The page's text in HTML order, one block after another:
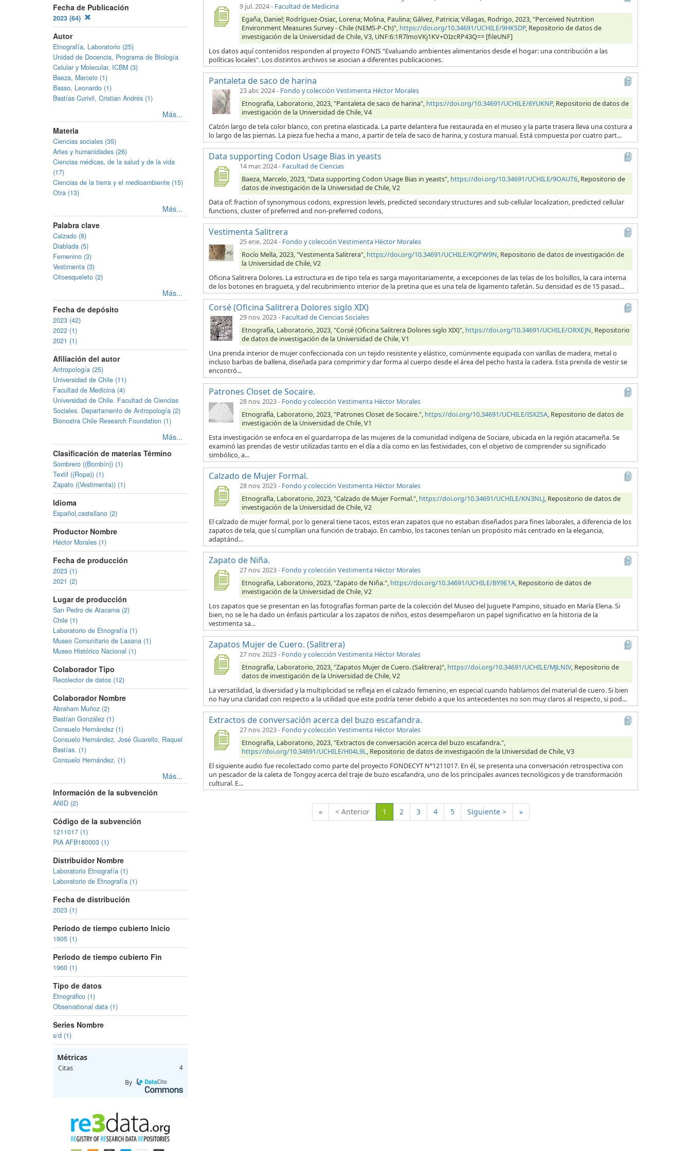
Fecha de Publicación
2023 (64)
Autor
Etnografía, Laboratorio (25)
Unidad de Docencia, Programa de Biología
Celular y Molecular, ICBM (3)
Baeza, Marcelo (1)
Basso, Leonardo (1)
Bastías Curivil, Cristian Andrés (1)
Más...
Materia
Ciencias sociales (35)
Artes y humanidades (26)
Ciencias médicas, de la salud y de la vida
(17)
Ciencias de la tierra y el medioambiente (15)
Otra (13)
Más...
Palabra clave
Calzado (8)
Diablada (5)
Femenino (3)
Vestimenta (3)
Citoesqueleto (2)
Más...
Fecha de depósito
2023 (42)
2022 (1)
2021 (1)
Afiliación del autor
Antropología (25)
Universidad de Chile (11)
Facultad de Medicina (4)
Universidad de Chile. Facultad de Ciencias
Sociales. Departamento de Antropología (2)
Bionostra Chile Research Foundation (1)
Más...
Clasificación de materias Término
Sombrero ((Bombín)) (1)
Textil ((Ropa)) (1)
Zapato ((Vestimenta)) (1)
Idioma
Español,castellano (2)
Productor Nombre
Héctor Morales (1)
Fecha de producción
2023 (1)
2021 (2)
Lugar de producción
San Pedro de Atacama (2)
Chile (1)
Laboratorio de Etnografía (1)
Museo Comunitario de Lasana (1)
Museo Histórico Nacional (1)
Colaborador Tipo
Recolector de datos (12)
Colaborador Nombre
Abraham Muñoz (2)
Bastían González (1)
Consuelo Hernández (1)
Consuelo Hernández, José Guarello, Raquel
Bastías. (1)
Consuelo Hernández. (1)
Más...
Información de la subvención
ANID (2)
Código de la subvención
1211017 (1)
PIA AFB180003 (1)
Distribuidor Nombre
Laboratorio Etnografía (1)
Laboratorio de Etnografía (1)
Fecha de distribución
2023 (1)
Período de tiempo cubierto Inicio
1905 (1)
Período de tiempo cubierto Fin
1960 (1)
Tipo de datos
Etnográfico (1)
Observational data (1)
Series Nombre
s/d (1)
Métricas
Citas 4
By
9 jul. 2024- Facultad de Medicina
Egaña, Daniel; Rodríguez-Osiac, Lorena; Molina, Paulina; Gálvez, Patricia; Villagas, Rodrigo, 2023, "Perceived Nutrition
Environment Measures Survey - Chile (NEMS-P-Ch)", https://doi.org/10.34691/UCHILE/9HKSDP, Repositorio de datos de
investigación de la Universidad de Chile, V3, UNF:6:1R7lmoVKj1KV+OIzcRP43Q== [fileUNF]
Los datos aquí contenidos responden al proyecto FONIS “Evaluando ambientes alimentarios desde el hogar: una contribución a las
políticas locales". Los distintos archivos se asocian a diferentes publicaciones.
Pantaleta de saco de harina
23 abr. 2024- Fondo y colección Vestimenta Héctor Morales
Etnografía, Laboratorio, 2023, "Pantaleta de saco de harina", https://doi.org/10.34691/UCHILE/6YUKNP, Repositorio de datos de
investigación de la Universidad de Chile, V4
Calzón largo de tela color blanco, con pretina elasticada. La parte delantera fue restaurada en el museo y la parte trasera lleva una costura a
lo largo de las piernas. La pieza fue hecha a mano, a partir de tela de saco de harina, y costura manual. Está compuesta por cuatro part...
Data supporting Codon Usage Bias in yeasts
14 mar. 2024- Facultad de Ciencias
Baeza, Marcelo, 2023, "Data supporting Codon Usage Bias in yeasts", https://doi.org/10.34691/UCHILE/9OAUT6, Repositorio de
datos de investigación de la Universidad de Chile, V2
Data of: fraction of synonymous codons, expression levels, predicted secondary structures and sub-cellular localization, predicted cellular
functions, cluster of preferred and non-preferred codons,
Vestimenta Salitrera
25 ene. 2024- Fondo y colección Vestimenta Héctor Morales
Rocío Mella, 2023, "Vestimenta Salitrera", https://doi.org/10.34691/UCHILE/KQPW9N, Repositorio de datos de investigación de
la Universidad de Chile, V2
Oficina Salitrera Dolores. La estructura es de tipo tela es sarga mayoritariamente, a excepciones de las telas de los bolsillos, la cara interna
de los botones en bragueta, y del recubrimiento interior de la pretina que es una tela de ligamento tafetán. Su densidad es de 15 pasad...
Corsé (Oficina Salitrera Dolores siglo XIX)
29 nov. 2023- Facultad de Ciencias Sociales
Etnografía, Laboratorio, 2023, "Corsé (Oficina Salitrera Dolores siglo XIX)", https://doi.org/10.34691/UCHILE/ORXEJN, Repositorio
de datos de investigación de la Universidad de Chile, V1
Una prenda interior de mujer confeccionada con un tejido resistente y elástico, comúnmente equipada con varillas de madera, metal o
incluso barbas de ballena, diseñada para comprimir y dar forma al cuerpo desde el área del pecho hasta la cadera. Esta prenda de vestir se
encontró...
Patrones Closet de Socaire.
28 nov. 2023- Fondo y colección Vestimenta Héctor Morales
Etnografía, Laboratorio, 2023, "Patrones Closet de Socaire.", https://doi.org/10.34691/UCHILE/ISX2SA, Repositorio de datos de
investigación de la Universidad de Chile, V1
Esta investigación se enfoca en el guardarropa de las mujeres de la comunidad indígena de Sociare, ubicada en la región atacameña. Se
examinó las prendas de vestir utilizadas tanto en el día a día como en las festividades, con el objetivo de comprender su significado
simbólico, a...
Calzado de Mujer Formal.
28 nov. 2023- Fondo y colección Vestimenta Héctor Morales
Etnografía, Laboratorio, 2023, "Calzado de Mujer Formal.", https://doi.org/10.34691/UCHILE/KN3NLJ, Repositorio de datos de
investigación de la Universidad de Chile, V2
El calzado de mujer formal, por lo general tiene tacos, estos eran zapatos que no estaban diseñados para fines laborales, a diferencia de los
zapatos de tela, que sí cumplían una función de trabajo. En cambio, los tacones tenían un propósito más centrado en la elegancia,
adaptánd...
Zapato de Niña.
27 nov. 2023- Fondo y colección Vestimenta Héctor Morales
Etnografía, Laboratorio, 2023, "Zapato de Niña.", https://doi.org/10.34691/UCHILE/BY9E1A, Repositorio de datos de
investigación de la Universidad de Chile, V2
Los zapatos que se presentan en las fotografías forman parte de la colección del Museo del Juguete Pampino, situado en María Elena. Si
bien, no se le ha dado un énfasis particular a los zapatos de niños, estos desempeñaron un papel significativo en la historia de la
vestimenta sa...
Zapatos Mujer de Cuero. (Salitrera)
27 nov. 2023- Fondo y colección Vestimenta Héctor Morales
Etnografía, Laboratorio, 2023, "Zapatos Mujer de Cuero. (Salitrera)", https://doi.org/10.34691/UCHILE/MJLNIV, Repositorio de
datos de investigación de la Universidad de Chile, V2
La versatilidad, la diversidad y la multiplicidad se refleja en el calzado femenino, en especial cuando hablamos del material de cuero. Si bien
no hay una claridad con respecto a la utilidad que este podría tener debido a que los antecedentes no son muy claros al respecto, si pod...
Extractos de conversación acerca del buzo escafandra.
27 nov. 2023- Fondo y colección Vestimenta Héctor Morales
Etnografía, Laboratorio, 2023, "Extractos de conversación acerca del buzo escafandra.",
https://doi.org/10.34691/UCHILE/H04L9L, Repositorio de datos de investigación de la Universidad de Chile, V3
El siguiente audio fue recolectado como parte del proyecto FONDECYT N°1211017. En él, se presenta una conversación retrospectiva con
un pescador de la caleta de Tongoy acerca del traje de buzo escafandra, uno de los principales avances tecnológicos y de transformación
cultural. E...
« < Anterior 1 (Actual)
2 3 4 5 Siguiente > »